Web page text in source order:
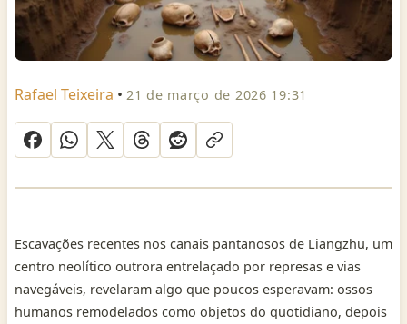
Rafael Teixeira • 21 de março de 2026 19:31
Escavações recentes nos canais pantanosos de Liangzhu, um
centro neolítico outrora entrelaçado por represas e vias
navegáveis, revelaram algo que poucos esperavam: ossos
humanos remodelados como objetos do quotidiano, depois